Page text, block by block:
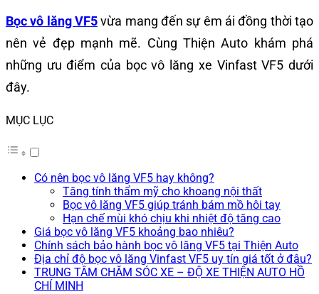
Bọc vô lăng VF5vừa mang đến sự êm ái đồng thời tạo
nên vẻ đẹp mạnh mẽ. Cùng Thiện Auto khám phá
những ưu điểm của bọc vô lăng xe Vinfast VF5 dưới
đây.
MỤC LỤC
Có nên bọc vô lăng VF5 hay không?
Tăng tính thẩm mỹ cho khoang nội thất
Bọc vô lăng VF5 giúp tránh bám mồ hôi tay
Hạn chế mùi khó chịu khi nhiệt độ tăng cao
Giá bọc vô lăng VF5 khoảng bao nhiêu?
Chính sách bảo hành bọc vô lăng VF5 tại Thiện Auto
Địa chỉ độ bọc vô lăng Vinfast VF5 uy tín giá tốt ở đâu?
TRUNG TÂM CHĂM SÓC XE – ĐỘ XE THIỆN AUTO HỒ
CHÍ MINH